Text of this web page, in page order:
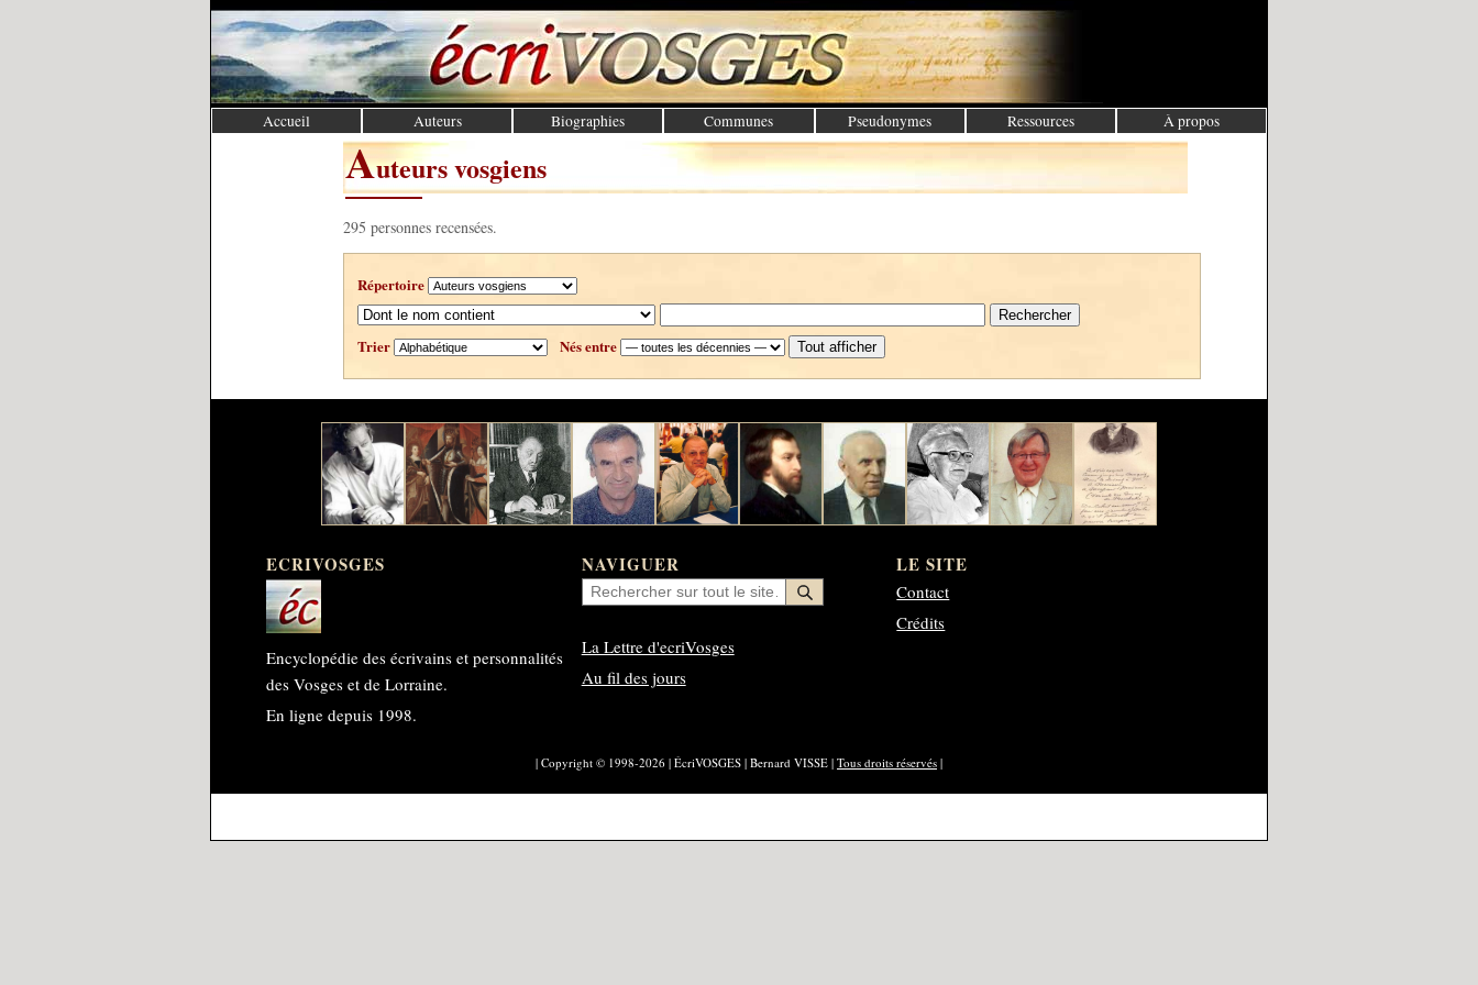
Accueil Auteurs Biographies Communes Pseudonymes Ressources À propos
Auteurs vosgiens
295 personnes recensées.
Répertoire
Rechercher
Trier Nés entre Tout afficher
ECRIVOSGES
Encyclopédie des écrivains et personnalités
des Vosges et de Lorraine.
En ligne depuis 1998.
NAVIGUER
La Lettre d'ecriVosges
Au fil des jours
LE SITE
Contact
Crédits
| Copyright © 1998-2026 | ÉcriVOSGES | Bernard VISSE | Tous droits réservés |